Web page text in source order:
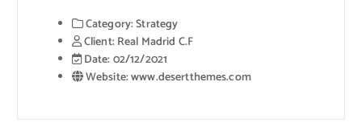
Category:Strategy
Client:Real Madrid C.F
Date:02/12/2021
Website:www.desertthemes.com